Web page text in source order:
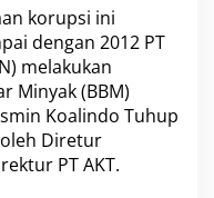
korupsi ini
dengan 2012 PT
melakukan
Minyak (BBM)
Koalindo Tuhup
Diretur
PT AKT.